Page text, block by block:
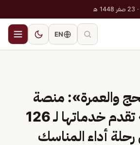
EN
والعمرة»: منصة
«نسك حج» تقدم خدماتها لـ 126
أداء المناسك